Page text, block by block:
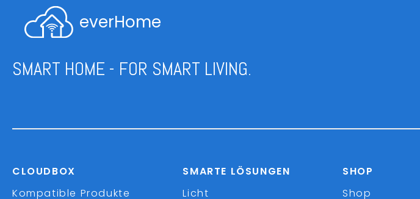
everHome
SMART HOME - FOR SMART LIVING.
CLOUDBOX
Kompatible Produkte
SMARTE LÖSUNGEN
Licht
SHOP
Shop